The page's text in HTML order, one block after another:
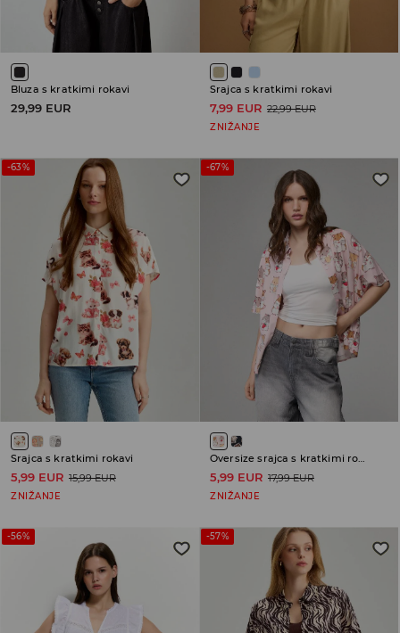
Bluza s kratkimi rokavi
29,99 EUR
Srajca s kratkimi rokavi
7,99 EUR 22,99 EUR
ZNIŽANJE
-63%
Srajca s kratkimi rokavi
5,99 EUR 15,99 EUR
ZNIŽANJE
-67%
Oversize srajca s kratkimi rokavi
5,99 EUR 17,99 EUR
ZNIŽANJE
-56% -57%